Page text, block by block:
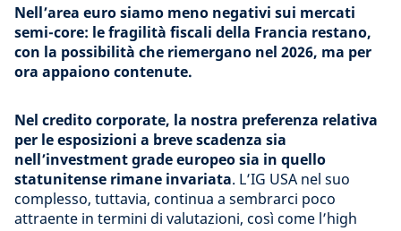
Nell’area euro siamo meno negativi sui mercati
semi-core: le fragilità fiscali della Francia restano,
con la possibilità che riemergano nel 2026, ma per
ora appaiono contenute.
Nel credito corporate, la nostra preferenza relativa
per le esposizioni a breve scadenza sia
nell’investment grade europeo sia in quello
statunitense rimane invariata. L’IG USA nel suo
complesso, tuttavia, continua a sembrarci poco
attraente in termini di valutazioni, così come l’high